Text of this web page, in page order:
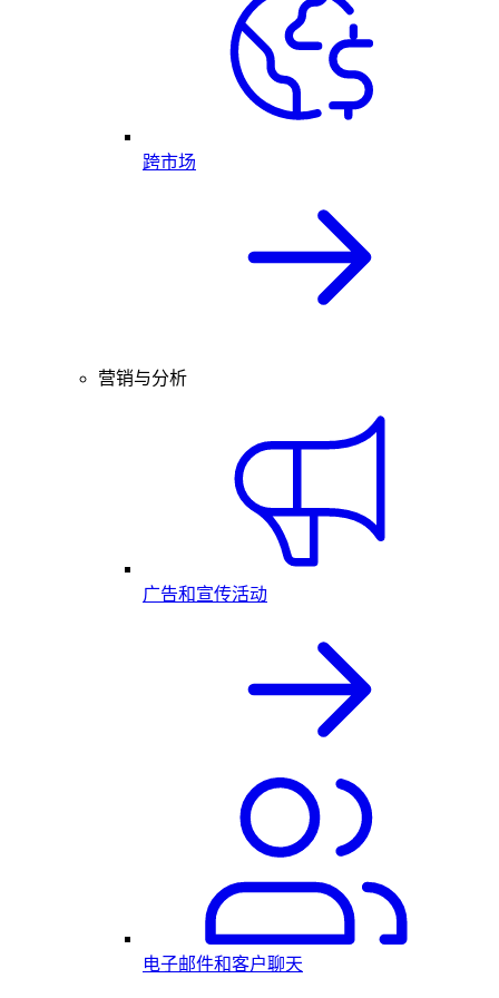
跨市场
营销与分析
广告和宣传活动
电子邮件和客户聊天